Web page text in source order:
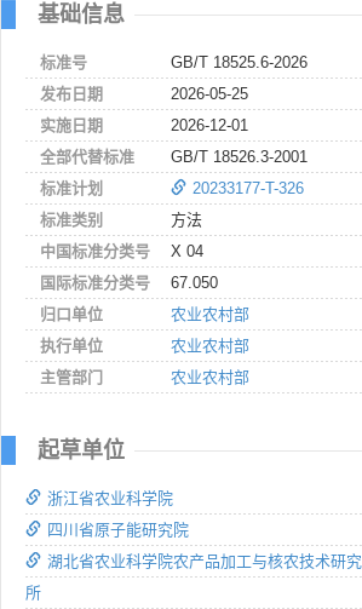
基础信息
标准号
GB/T 18525.6-2026
发布日期
2026-05-25
实施日期
2026-12-01
全部代替标准
GB/T 18526.3-2001
标准计划
20233177-T-326
标准类别
方法
中国标准分类号
X 04
国际标准分类号
67.050
归口单位
农业农村部
执行单位
农业农村部
主管部门
农业农村部
起草单位
浙江省农业科学院
四川省原子能研究院
湖北省农业科学院农产品加工与核农技术研究
所